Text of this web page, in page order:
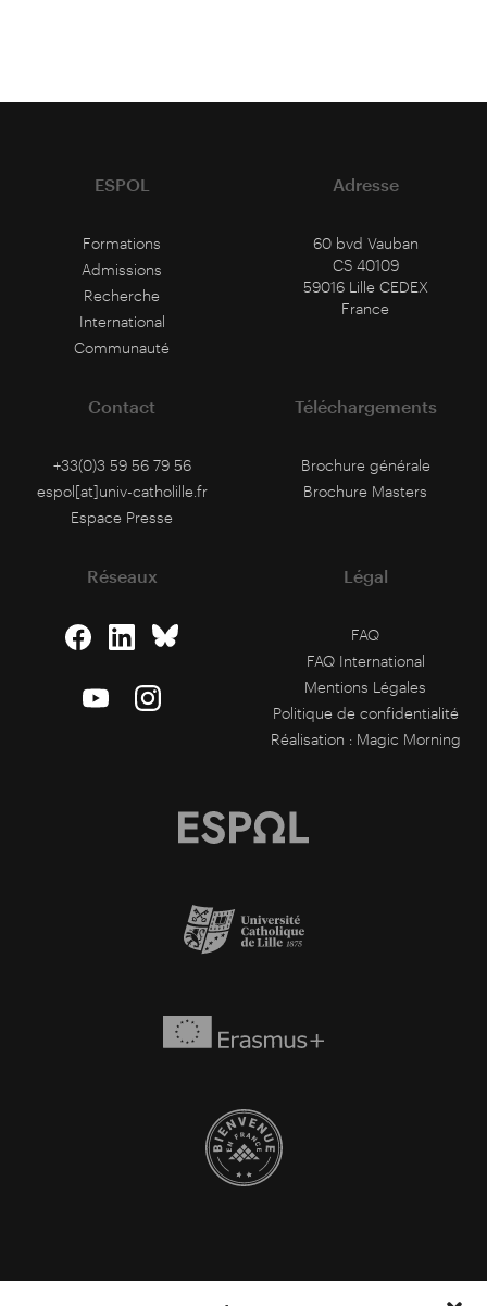
ESPOL
Formations
Admissions
Recherche
International
Communauté
Adresse
60 bvd Vauban
CS 40109
59016 Lille CEDEX
France
Contact
+33(0)3 59 56 79 56
espol[at]univ-catholille.fr
Espace Presse
Téléchargements
Brochure générale
Brochure Masters
Réseaux Légal
FAQ
FAQ International
Mentions Légales
Politique de confidentialité
Réalisation : Magic Morning